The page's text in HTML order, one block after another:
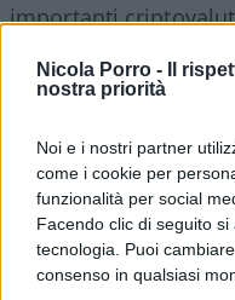
Nicola Porro -
Il
nostra priorità
Noi e i nostri partner
come i cookie per
funzionalità per social
Facendo clic di seguito
tecnologia. Puoi
consenso in qualsiasi
importanti
Anche il
AncheEthereum,
deflazionistici, sta
Parte delle